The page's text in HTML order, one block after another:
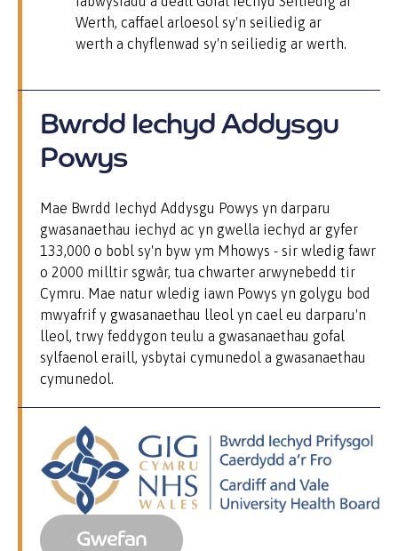
Werth, caffael arloesol sy'n seiliedig ar
werth a chyflenwad sy'n seiliedig ar werth.
Bwrdd Iechyd Addysgu
Powys
Mae Bwrdd Iechyd Addysgu Powys yn darparu
gwasanaethau iechyd ac yn gwella iechyd ar gyfer
133,000 o bobl sy'n byw ym Mhowys - sir wledig fawr
o 2000 milltir sgwâr, tua chwarter arwynebedd tir
Cymru. Mae natur wledig iawn Powys yn golygu bod
mwyafrif y gwasanaethau lleol yn cael eu darparu'n
lleol, trwy feddygon teulu a gwasanaethau gofal
sylfaenol eraill, ysbytai cymunedol a gwasanaethau
cymunedol.
Gwefan